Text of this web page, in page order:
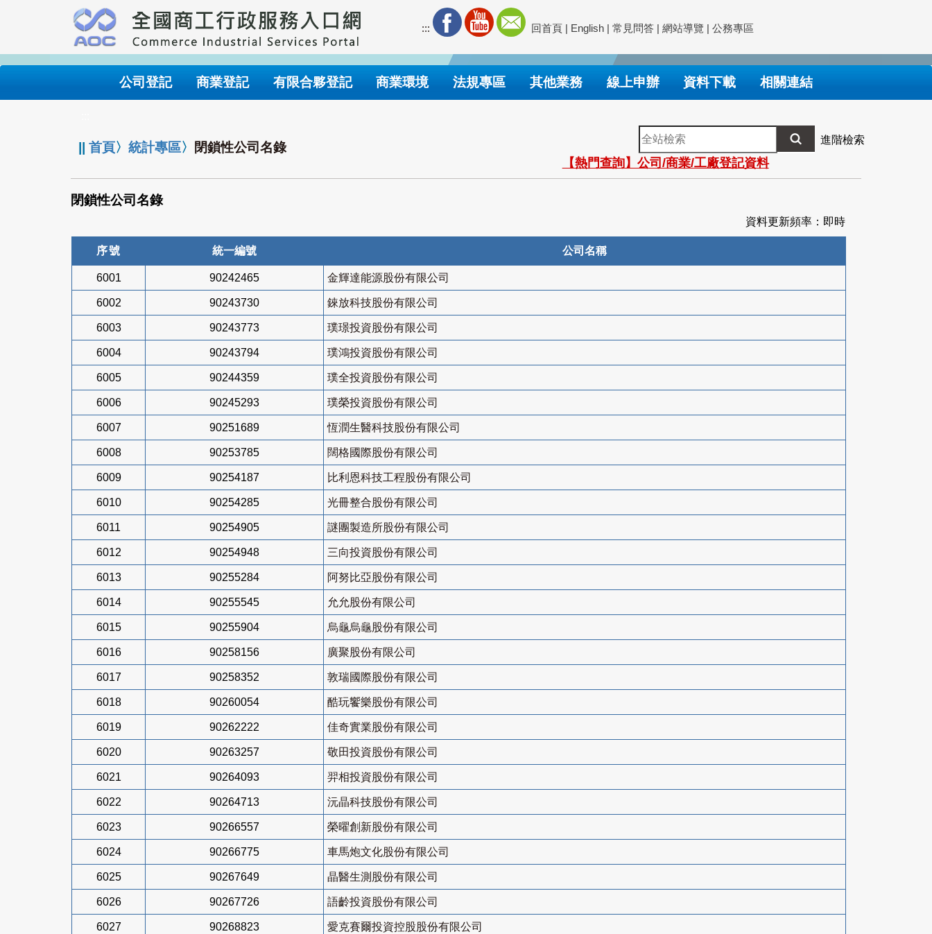
要
內
::: 回首頁 | English | 常見問答 | 網站導覽 | 公務專區
公司登記 商業登記 有限合夥登記 商業環境 法規專區 其他業務 線上申辦 資料下載 相關連結
||首頁〉統計專區〉 閉鎖性公司名錄
全
站
檢
索
進階檢索
【熱門查詢】公司/商業/工廠登記資料
閉鎖性公司名錄
資料更新頻率：即時
序號 統一編號 公司名稱
6001 90242465 金輝達能源股份有限公司
6002 90243730 錸放科技股份有限公司
6003 90243773 璞璟投資股份有限公司
6004 90243794 璞鴻投資股份有限公司
6005 90244359 璞全投資股份有限公司
6006 90245293 璞榮投資股份有限公司
6007 90251689 恆潤生醫科技股份有限公司
6008 90253785 闊格國際股份有限公司
6009 90254187 比利恩科技工程股份有限公司
6010 90254285 光冊整合股份有限公司
6011 90254905 謎團製造所股份有限公司
6012 90254948 三向投資股份有限公司
6013 90255284 阿努比亞股份有限公司
6014 90255545 允允股份有限公司
6015 90255904 烏龜烏龜股份有限公司
6016 90258156 廣聚股份有限公司
6017 90258352 敦瑞國際股份有限公司
6018 90260054 酷玩饗樂股份有限公司
6019 90262222 佳奇實業股份有限公司
6020 90263257 敬田投資股份有限公司
6021 90264093 羿相投資股份有限公司
6022 90264713 沅晶科技股份有限公司
6023 90266557 榮曜創新股份有限公司
6024 90266775 車馬炮文化股份有限公司
6025 90267649 晶醫生測股份有限公司
6026 90267726 語齡投資股份有限公司
6027 90268823 愛克賽爾投資控股股份有限公司